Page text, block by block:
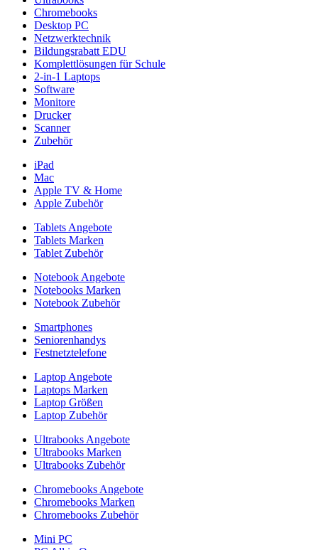
Chromebooks
Desktop PC
Netzwerktechnik
Bildungsrabatt EDU
Komplettlösungen für Schule
2-in-1 Laptops
Software
Monitore
Drucker
Scanner
Zubehör
iPad
Mac
Apple TV & Home
Apple Zubehör
Tablets Angebote
Tablets Marken
Tablet Zubehör
Notebook Angebote
Notebooks Marken
Notebook Zubehör
Smartphones
Seniorenhandys
Festnetztelefone
Laptop Angebote
Laptops Marken
Laptop Größen
Laptop Zubehör
Ultrabooks Angebote
Ultrabooks Marken
Ultrabooks Zubehör
Chromebooks Angebote
Chromebooks Marken
Chromebooks Zubehör
Mini PC